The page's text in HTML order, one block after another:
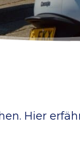
Hier